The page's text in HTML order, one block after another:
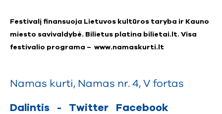
Festivalį finansuoja Lietuvos kultūros taryba ir Kauno
miesto savivaldybė. Bilietus platina bilietai.lt. Visa
festivalio programa – www.namaskurti.lt
Namas kurti, Namas nr. 4, V fortas
Dalintis - Twitter
Facebook